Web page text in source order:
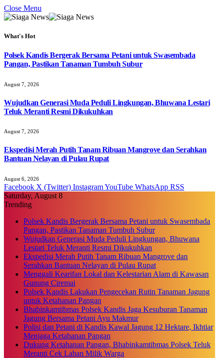
Close Menu
What's Hot
Polsek Kandis Bergerak Bersama Petani untuk Swasembada
Pangan, Pastikan Tanaman Tumbuh Subur
August 7, 2026
Wujudkan Generasi Muda Peduli Lingkungan, Bhuwana Lestari
Teluk Meranti Resmi Dikukuhkan
August 7, 2026
Ekspedisi Merah Putih Tanam Ribuan Mangrove dan Serahkan
Bantuan Nelayan di Pulau Rupat
August 6, 2026
Facebook X (Twitter) InstagramYouTube WhatsApp RSS
Saturday, August 8
Trending
Polsek Kandis Bergerak Bersama Petani untuk Swasembada
Pangan, Pastikan Tanaman Tumbuh Subur
Wujudkan Generasi Muda Peduli Lingkungan, Bhuwana
Lestari Teluk Meranti Resmi Dikukuhkan
Ekspedisi Merah Putih Tanam Ribuan Mangrove dan
Serahkan Bantuan Nelayan di Pulau Rupat
Menggali Kearifan Lokal dan Kelestarian Alam di Kawasan
Gunung Ciremai
Polsek Kandis Lakukan Pengecekan Rutin Tanaman Jagung
untuk Ketahanan Pangan
Bhabinkamtibmas Polsek Kandis Jaga Kesuburan Tanaman
Jagung Bersama Petani Ayu Makmur
Polisi dan Petani di Kandis Kawal Jagung 12 Hektare, Ikhtiar
Menjaga Ketahanan Pangan
Dukung Ketahanan Pangan, Bhabinkamtibmas Polsek Teluk
Meranti Cek Lahan Milik Warga